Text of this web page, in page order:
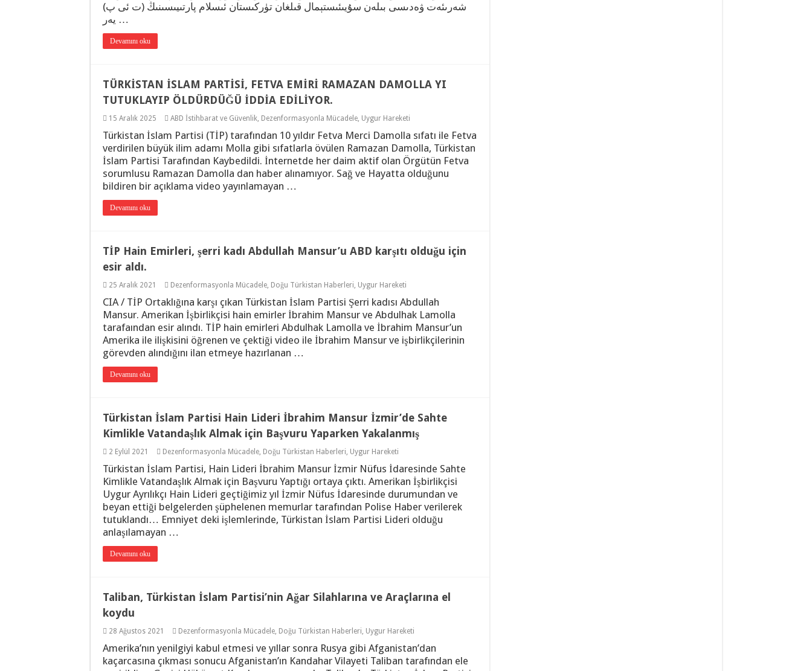
شەرىئەت ۋەدىسى بىلەن سۇيىئىستېمال قىلغان تۈركىستان ئىسلام پارتىيىسىنىڭ (ت ئى پ)
يەر …
Devamını oku
TÜRKİSTAN İSLAM PARTİSİ, FETVA EMİRİ RAMAZAN DAMOLLA YI
TUTUKLAYIP ÖLDÜRDÜĞÜ İDDİA EDİLİYOR.
15 Aralık 2025 ABD İstihbarat ve Güvenlik, Dezenformasyonla Mücadele, Uygur Hareketi
Türkistan İslam Partisi (TİP) tarafından 10 yıldır Fetva Merci Damolla sıfatı ile Fetva
verdirilen büyük ilim adamı Molla gibi sıfatlarla övülen Ramazan Damolla, Türkistan
İslam Partisi Tarafından Kaybedildi. İnternetde her daim aktif olan Örgütün Fetva
sorumlusu Ramazan Damolla dan haber alınamıyor. Sağ ve Hayatta olduğunu
bildiren bir açıklama video yayınlamayan …
Devamını oku
TİP Hain Emirleri, şerri kadı Abdullah Mansur’u ABD karşıtı olduğu için
esir aldı.
25 Aralık 2021 Dezenformasyonla Mücadele, Doğu Türkistan Haberleri, Uygur Hareketi
CIA / TİP Ortaklığına karşı çıkan Türkistan İslam Partisi Şerri kadısı Abdullah
Mansur. Amerikan İşbirlikçisi hain emirler İbrahim Mansur ve Abdulhak Lamolla
tarafaından esir alındı. TİP hain emirleri Abdulhak Lamolla ve İbrahim Mansur’un
Amerika ile ilişkisini öğrenen ve çektiği video ile İbrahim Mansur ve işbirlikçilerinin
görevden alındığını ilan etmeye hazırlanan …
Devamını oku
Türkistan İslam Partisi Hain Lideri İbrahim Mansur İzmir’de Sahte
Kimlikle Vatandaşlık Almak için Başvuru Yaparken Yakalanmış
2 Eylül 2021 Dezenformasyonla Mücadele, Doğu Türkistan Haberleri, Uygur Hareketi
Türkistan İslam Partisi, Hain Lideri İbrahim Mansur İzmir Nüfus İdaresinde Sahte
Kimlikle Vatandaşlık Almak için Başvuru Yaptığı ortaya çıktı. Amerikan İşbirlikçisi
Uygur Ayrılıkçı Hain Lideri geçtiğimiz yıl İzmir Nüfus İdaresinde durumundan ve
beyan ettiği belgelerden şüphelenen memurlar tarafından Polise Haber verilerek
tutuklandı… Emniyet deki işlemlerinde, Türkistan İslam Partisi Lideri olduğu
anlaşılamayan …
Devamını oku
Taliban, Türkistan İslam Partisi’nin Ağar Silahlarına ve Araçlarına el
koydu
28 Ağustos 2021 Dezenformasyonla Mücadele, Doğu Türkistan Haberleri, Uygur Hareketi
Amerika’nın yenilgiyi kabul etmesi ve yıllar sonra Rusya gibi Afganistan’dan
kaçarcasına çıkması sonucu Afganistan’ın Kandahar Vilayeti Taliban tarafından ele